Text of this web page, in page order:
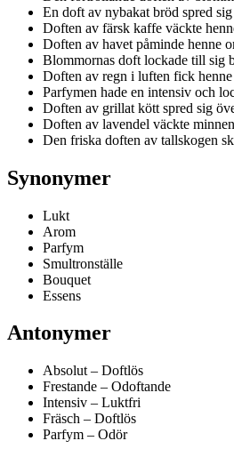
En doft av nybakat bröd spred
Doften av färsk kaffe väckte
Doften av havet påminde henne
Blommornas doft lockade till sig
Doften av regn i luften fick henne
Parfymen hade en intensiv och
Doften av grillat kött spred sig
Doften av lavendel väckte
Den friska doften av tallskogen
Synonymer
Lukt
Arom
Parfym
Smultronställe
Bouquet
Essens
Antonymer
Absolut – Doftlös
Frestande – Odoftande
Intensiv – Luktfri
Fräsch – Doftlös
Parfym – Odör